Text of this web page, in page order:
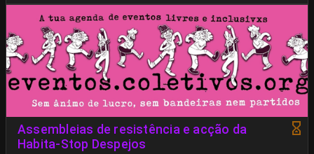
Assembleias de resistência e acção da
Habita-Stop Despejos